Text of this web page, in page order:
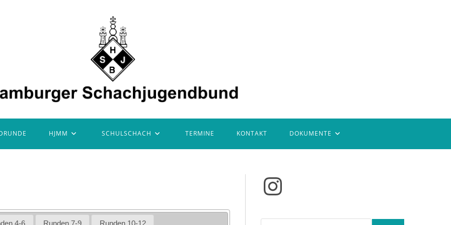
HJMM SCHULSCHACH TERMINE KONTAKT DOKUMENTE
Instagram